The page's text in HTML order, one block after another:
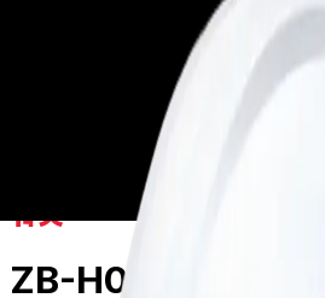
일반용품
ZB-H003